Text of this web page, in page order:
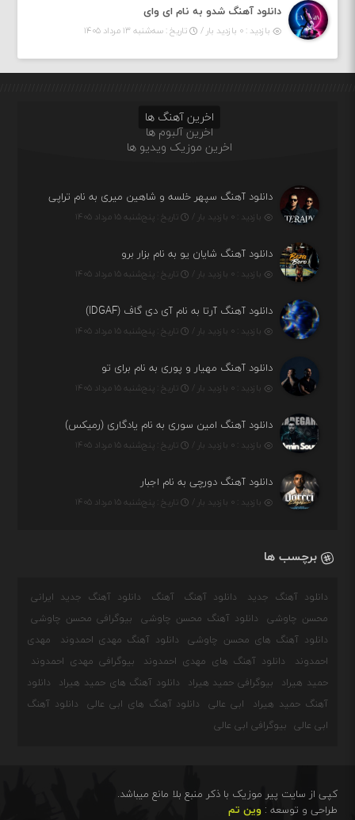
دانلود آهنگ شدو به نام ای وای
بازدید : ۰ بازدید بار / تاریخ : سه‌شنبه ۱۳ مرداد ۱۴۰۵
اخرین آهنگ ها
اخرین آلبوم ها
اخرین موزیک ویدیو ها
دانلود آهنگ سپهر خلسه و شاهین میری به نام تراپی
بازدید : ۰ بازدید بار / تاریخ : پنج‌شنبه ۱۵ مرداد ۱۴۰۵
دانلود آهنگ شایان یو به نام بزار برو
بازدید : ۰ بازدید بار / تاریخ : پنج‌شنبه ۱۵ مرداد ۱۴۰۵
دانلود آهنگ آرتا به نام آی دی گاف (IDGAF)
بازدید : ۰ بازدید بار / تاریخ : پنج‌شنبه ۱۵ مرداد ۱۴۰۵
دانلود آهنگ مهیار و پوری به نام برای تو
بازدید : ۰ بازدید بار / تاریخ : پنج‌شنبه ۱۵ مرداد ۱۴۰۵
دانلود آهنگ امین سوری به نام یادگاری (رمیکس)
بازدید : ۰ بازدید بار / تاریخ : پنج‌شنبه ۱۵ مرداد ۱۴۰۵
دانلود آهنگ دورچی به نام اجبار
بازدید : ۰ بازدید بار / تاریخ : پنج‌شنبه ۱۵ مرداد ۱۴۰۵
برچسب ها
دانلود آهنگ جدید دانلود آهنگ آهنگ
دانلود آهنگ جدید ایرانی
محسن چاوشی
دانلود آهنگ محسن چاوشی
بیوگرافی محسن چاوشی
دانلود آهنگ های محسن چاوشی
دانلود آهنگ مهدی احمدوند
مهدی
احمدوند
دانلود آهنگ های مهدی احمدوند
بیوگرافی مهدی احمدوند
حمید هیراد
بیوگرافی حمید هیراد دانلود آهنگ های حمید هیراد
دانلود
آهنگ حمید هیراد
ابی عالی دانلود آهنگ های ابی عالی
دانلود آهنگ
ابی عالی
بیوگرافی ابی عالی
کپی از سایت پیر موزیک با ذکر منبع بلا مانع میباشد.
طراحی و توسعه :وین تم